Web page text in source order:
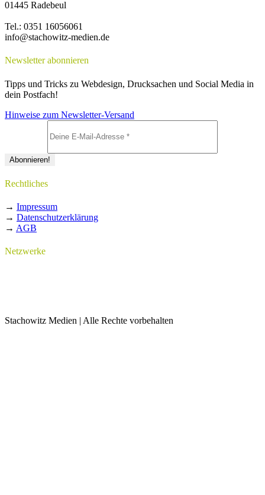
01445 Radebeul
Tel.: 0351 16056061
info@stachowitz-medien.de
Newsletter abonnieren
Tipps und Tricks zu Webdesign, Drucksachen und Social Media in
dein Postfach!
Hinweise zum Newsletter-Versand
Rechtliches
→ Impressum
→ Datenschutzerklärung
→ AGB
Netzwerke
Stachowitz Medien | Alle Rechte vorbehalten